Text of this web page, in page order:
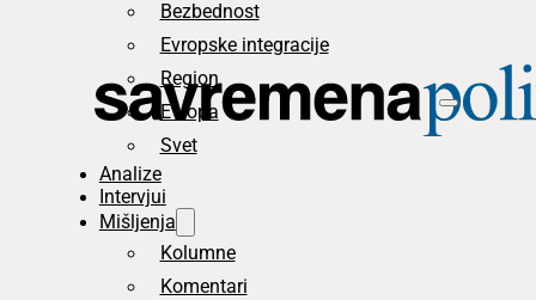
Bezbednost
Evropske integracije
Region
Evropa
Svet
Analize
Intervjui
Mišljenja
Kolumne
Komentari